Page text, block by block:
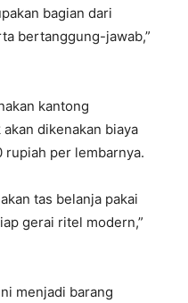
bagian dari
bertanggung-jawab,”
kantong
dikenakan biaya
rupiah per lembarnya.
tas belanja pakai
gerai ritel modern,”
menjadi barang